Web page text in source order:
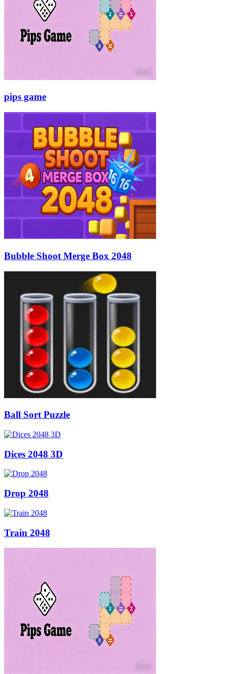
pips game
Bubble Shoot Merge Box 2048
Ball Sort Puzzle
Dices 2048 3D
Drop 2048
Train 2048